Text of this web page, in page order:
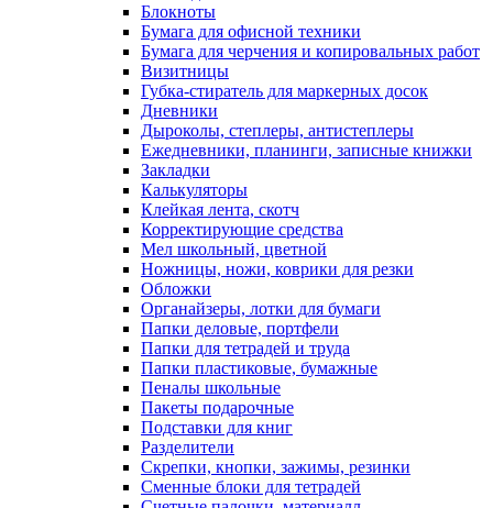
Блокноты
Бумага для офисной техники
Бумага для черчения и копировальных работ
Визитницы
Губка-стиратель для маркерных досок
Дневники
Дыроколы, степлеры, антистеплеры
Ежедневники, планинги, записные книжки
Закладки
Калькуляторы
Клейкая лента, скотч
Корректирующие средства
Мел школьный, цветной
Ножницы, ножи, коврики для резки
Обложки
Органайзеры, лотки для бумаги
Папки деловые, портфели
Папки для тетрадей и труда
Папки пластиковые, бумажные
Пеналы школьные
Пакеты подарочные
Подставки для книг
Разделители
Скрепки, кнопки, зажимы, резинки
Сменные блоки для тетрадей